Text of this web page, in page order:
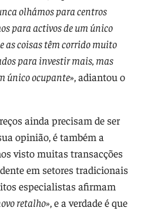
olhámos para centros
para activos de um único
as coisas têm corrido muito
para investir mais, mas
único ocupante», adiantou o
ainda precisam de ser
opinião, é também a
visto muitas transacções
em setores tradicionais
especialistas afirmam
retalho», e a verdade é que